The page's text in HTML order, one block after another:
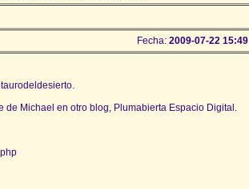
Fecha: 2009-07-22 15:49
Michael en otro blog, Plumabierta Espacio Digital.